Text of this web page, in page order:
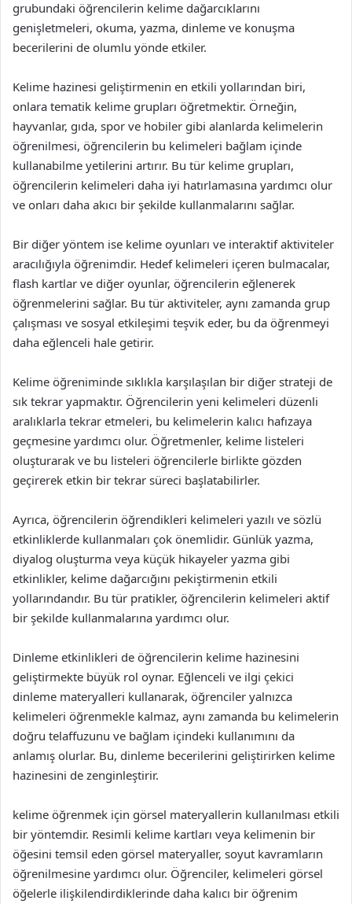
grubundaki öğrencilerin kelime dağarcıklarını
genişletmeleri, okuma, yazma, dinleme ve konuşma
becerilerini de olumlu yönde etkiler.
Kelime hazinesi geliştirmenin en etkili yollarından biri,
onlara tematik kelime grupları öğretmektir. Örneğin,
hayvanlar, gıda, spor ve hobiler gibi alanlarda kelimelerin
öğrenilmesi, öğrencilerin bu kelimeleri bağlam içinde
kullanabilme yetilerini artırır. Bu tür kelime grupları,
öğrencilerin kelimeleri daha iyi hatırlamasına yardımcı olur
ve onları daha akıcı bir şekilde kullanmalarını sağlar.
Bir diğer yöntem ise kelime oyunları ve interaktif aktiviteler
aracılığıyla öğrenimdir. Hedef kelimeleri içeren bulmacalar,
flash kartlar ve diğer oyunlar, öğrencilerin eğlenerek
öğrenmelerini sağlar. Bu tür aktiviteler, aynı zamanda grup
çalışması ve sosyal etkileşimi teşvik eder, bu da öğrenmeyi
daha eğlenceli hale getirir.
Kelime öğreniminde sıklıkla karşılaşılan bir diğer strateji de
sık tekrar yapmaktır. Öğrencilerin yeni kelimeleri düzenli
aralıklarla tekrar etmeleri, bu kelimelerin kalıcı hafızaya
geçmesine yardımcı olur. Öğretmenler, kelime listeleri
oluşturarak ve bu listeleri öğrencilerle birlikte gözden
geçirerek etkin bir tekrar süreci başlatabilirler.
Ayrıca, öğrencilerin öğrendikleri kelimeleri yazılı ve sözlü
etkinliklerde kullanmaları çok önemlidir. Günlük yazma,
diyalog oluşturma veya küçük hikayeler yazma gibi
etkinlikler, kelime dağarcığını pekiştirmenin etkili
yollarındandır. Bu tür pratikler, öğrencilerin kelimeleri aktif
bir şekilde kullanmalarına yardımcı olur.
Dinleme etkinlikleri de öğrencilerin kelime hazinesini
geliştirmekte büyük rol oynar. Eğlenceli ve ilgi çekici
dinleme materyalleri kullanarak, öğrenciler yalnızca
kelimeleri öğrenmekle kalmaz, aynı zamanda bu kelimelerin
doğru telaffuzunu ve bağlam içindeki kullanımını da
anlamış olurlar. Bu, dinleme becerilerini geliştirirken kelime
hazinesini de zenginleştirir.
kelime öğrenmek için görsel materyallerin kullanılması etkili
bir yöntemdir. Resimli kelime kartları veya kelimenin bir
öğesini temsil eden görsel materyaller, soyut kavramların
öğrenilmesine yardımcı olur. Öğrenciler, kelimeleri görsel
öğelerle ilişkilendirdiklerinde daha kalıcı bir öğrenim